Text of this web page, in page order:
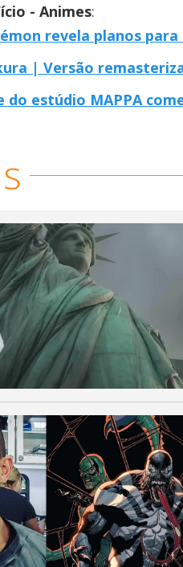
- Animes:
revela planos
| Versão
do estúdio MAPPA